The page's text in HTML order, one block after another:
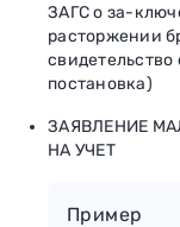
ЗАГС о за-
расторжении
постановка)
ЗАЯВЛЕНИЕ
НА УЧЕТ
Пример